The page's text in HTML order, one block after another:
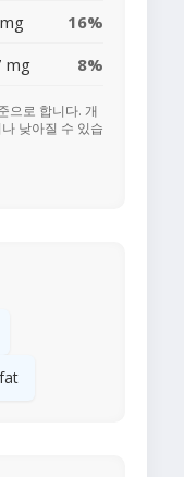
16%
mg 8%
으로 합니다. 개
낮아질 수 있습